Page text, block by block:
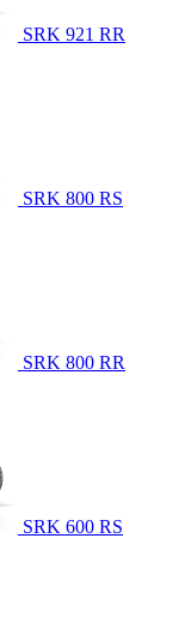
SRK 921 RR
SRK 800 RS
SRK 800 RR
SRK 600 RS